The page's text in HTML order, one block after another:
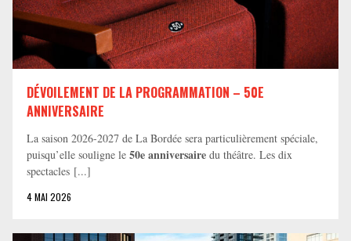
DÉVOILEMENT DE LA PROGRAMMATION – 50E
ANNIVERSAIRE
La saison 2026-2027 de La Bordée sera particulièrement spéciale,
puisqu’elle souligne le 50e anniversaire du théâtre. Les dix
spectacles [...]
4 MAI 2026